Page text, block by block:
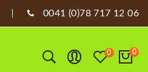
0041 (0)78 717 12 06
0 0